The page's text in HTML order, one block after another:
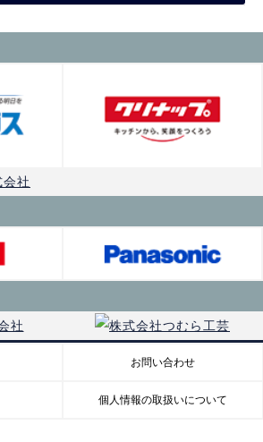
お問い合わせ
個人情報の取扱いについて